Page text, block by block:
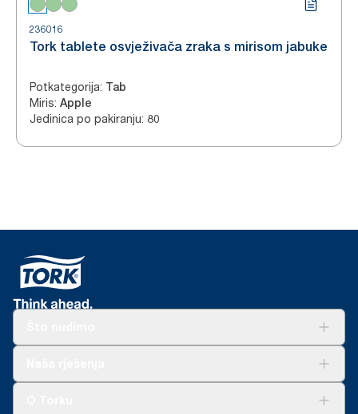
236016
Tork tablete osvježivača zraka s mirisom jabuke
Potkategorija: Tab
Miris: Apple
Jedinica po pakiranju: 80